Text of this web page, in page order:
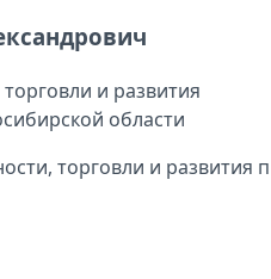
и развития
области
торговли и развития п